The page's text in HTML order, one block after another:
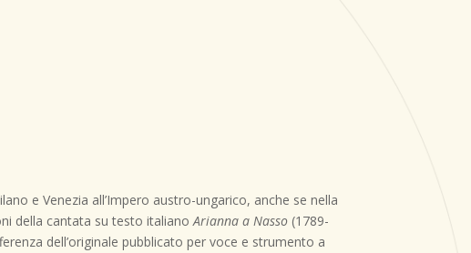
e Venezia all’Impero austro-ungarico, anche se nella
della cantata su testo italiano Arianna a Nasso (1789-
dell’originale pubblicato per voce e strumento a